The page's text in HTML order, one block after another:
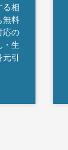
る相
無料
応の
・生
引